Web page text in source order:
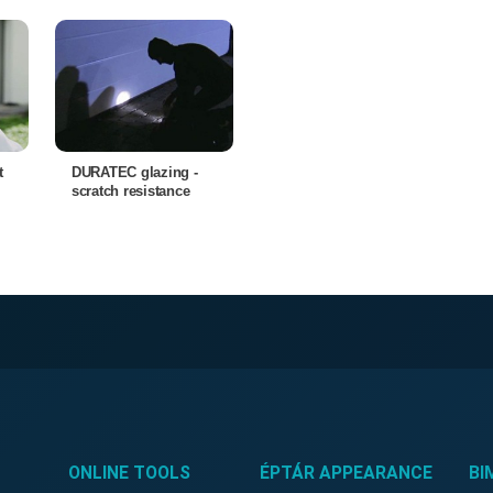
DURATEC glazing -
scratch resistance
ONLINE TOOLS ÉPTÁR APPEARANCE